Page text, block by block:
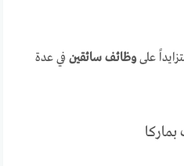
علىوظائف سائقين في عدة